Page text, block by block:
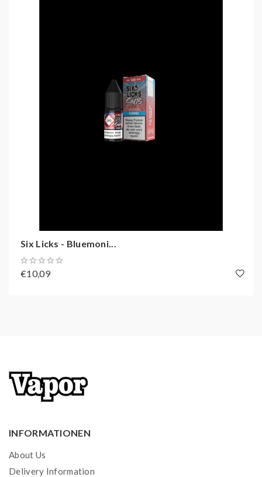
Six Licks - Bluemoni...
€10,09
INFORMATIONEN
About Us
Delivery Information